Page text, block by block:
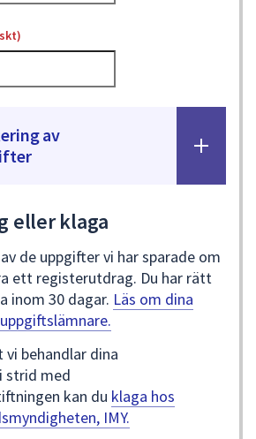
av
eller klaga
de uppgifter vi har sparade om
ett registerutdrag. Du har rätt
inom 30 dagar. Läs om dina
behandlar dina
strid med
kan du klaga hos
IMY.